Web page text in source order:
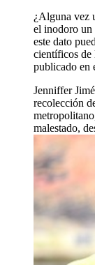
¿Alguna vez
el inodoro un
este dato
científicos de
publicado en
Jenniffer
recolección
malestado,